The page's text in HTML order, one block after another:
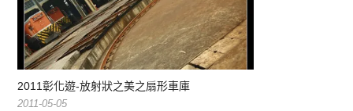
2011彰化遊-放射狀之美之扇形車庫
2011-05-05